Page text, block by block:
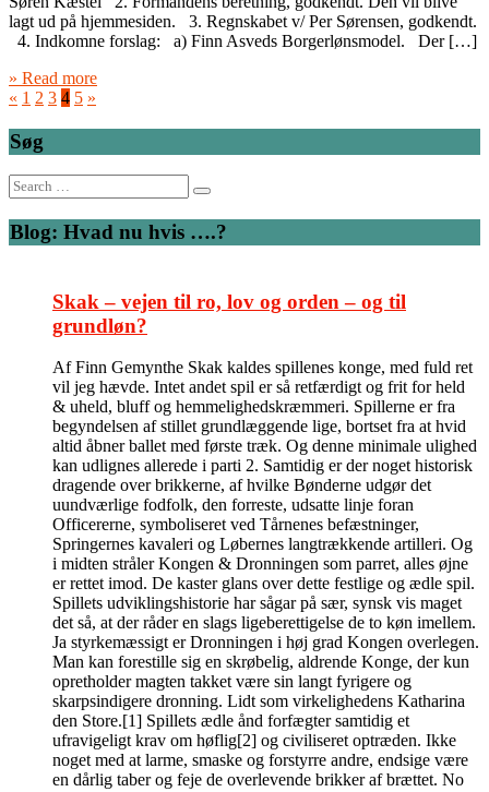
lagt ud på hjemmesiden. 3. Regnskabet v/ Per Sørensen, godkendt.
4. Indkomne forslag: a) Finn Asveds Borgerlønsmodel. Der […]
» Read more
« 1 2 3 4 5 »
Søg
Search
for:
Blog: Hvad nu hvis ….?
Skak – vejen til ro, lov og orden – og til
grundløn?
Af Finn Gemynthe Skak kaldes spillenes konge, med fuld ret
vil jeg hævde. Intet andet spil er så retfærdigt og frit for held
& uheld, bluff og hemmelighedskræmmeri. Spillerne er fra
begyndelsen af stillet grundlæggende lige, bortset fra at hvid
altid åbner ballet med første træk. Og denne minimale ulighed
kan udlignes allerede i parti 2. Samtidig er der noget historisk
dragende over brikkerne, af hvilke Bønderne udgør det
uundværlige fodfolk, den forreste, udsatte linje foran
Officererne, symboliseret ved Tårnenes befæstninger,
Springernes kavaleri og Løbernes langtrækkende artilleri. Og
i midten stråler Kongen & Dronningen som parret, alles øjne
er rettet imod. De kaster glans over dette festlige og ædle spil.
Spillets udviklingshistorie har sågar på sær, synsk vis maget
det så, at der råder en slags ligeberettigelse de to køn imellem.
Ja styrkemæssigt er Dronningen i høj grad Kongen overlegen.
Man kan forestille sig en skrøbelig, aldrende Konge, der kun
opretholder magten takket være sin langt fyrigere og
skarpsindigere dronning. Lidt som virkelighedens Katharina
den Store.[1] Spillets ædle ånd forfægter samtidig et
ufravigeligt krav om høflig[2] og civiliseret optræden. Ikke
noget med at larme, smaske og forstyrre andre, endsige være
en dårlig taber og feje de overlevende brikker af brættet. No